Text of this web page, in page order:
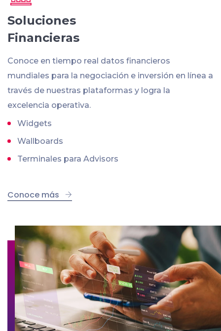
Soluciones
Financieras
Conoce en tiempo real datos financieros
mundiales para la negociación e inversión en línea a
través de nuestras plataformas y logra la
excelencia operativa.
Widgets
Wallboards
Terminales para Advisors
Conoce más